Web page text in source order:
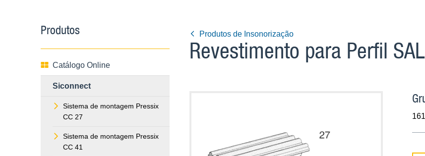
Produtos
Catálogo Online
Siconnect
Sistema de montagem Pressix
CC 27
Sistema de montagem Pressix
CC 41
Produtos de Insonorização
Revestimento para Perfil SAL